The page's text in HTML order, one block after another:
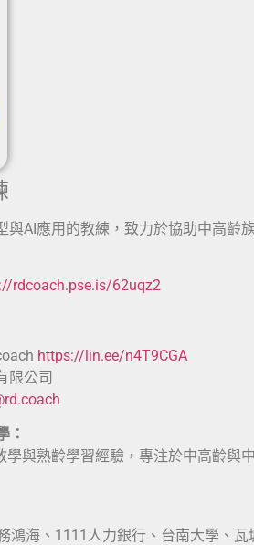
與AI應用的教練，致力於協助中高齡
rdcoach.pse.is/62uqz2
https://lin.ee/n4T9CGA
限公司
：
學與熟齡學習經驗，專注於中高齡與
鴻海、1111人力銀行、台南大學、